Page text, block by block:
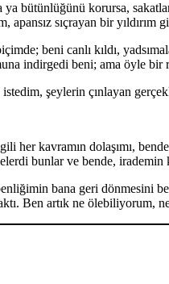
ya bütünlüğünü korursa,
sıçrayan bir
beni canlı kıldı,
indirgedi beni; ama öyle bir
şeylerin çınlayan
her kavramın dolaşımı,
bunlar ve bende,
bana geri dönmesini
Ben artık ne